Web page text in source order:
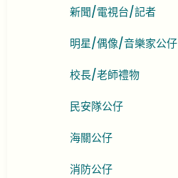
新聞/電視台/記者
明星/偶像/音樂家公仔
校長/老師禮物
民安隊公仔
海關公仔
消防公仔